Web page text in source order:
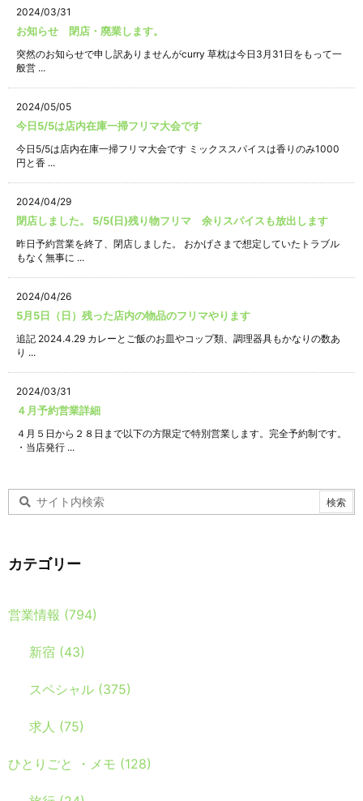
2024/03/31
お知らせ 閉店・廃業します。
突然のお知らせで申し訳ありませんがcurry 草枕は今日3月31日をもって一
般営 ...
2024/05/05
今日5/5は店内在庫一掃フリマ大会です
今日5/5は店内在庫一掃フリマ大会です ミックススパイスは香りのみ1000
円と香 ...
2024/04/29
閉店しました。 5/5(日)残り物フリマ 余りスパイスも放出します
昨日予約営業を終了、閉店しました。 おかげさまで想定していたトラブル
もなく無事に ...
2024/04/26
5月5日（日）残った店内の物品のフリマやります
追記 2024.4.29 カレーとご飯のお皿やコップ類、調理器具もかなりの数あ
り ...
2024/03/31
４月予約営業詳細
４月５日から２８日まで以下の方限定で特別営業します。完全予約制です。
・当店発行 ...
カテゴリー
営業情報 (794)
新宿 (43)
スペシャル (375)
求人 (75)
ひとりごと ・メモ (128)